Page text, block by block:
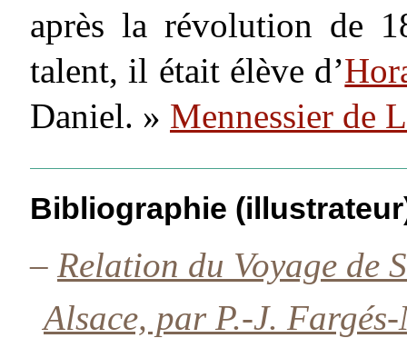
après la révolution de
talent, il était élève d’
Daniel. » Mennessier de
Bibliographie
– Relation du Voyage de
Alsace, par P.-J.